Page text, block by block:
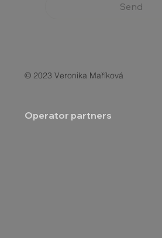
Send
© 2023 Veronika Maříková
Operator partners